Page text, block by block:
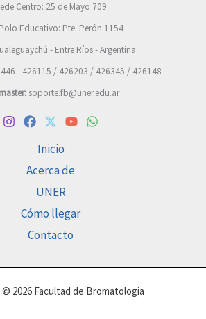
Centro: 25 de Mayo 709
Educativo: Pte. Perón 1154
- Entre Ríos - Argentina
- 426115 / 426203 / 426345 / 426148
soporte.fb@uner.edu.ar
Inicio
Acerca de
UNER
Cómo llegar
Contacto
2026 Facultad de Bromatologia